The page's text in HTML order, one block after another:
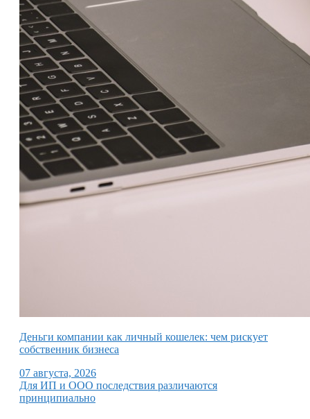
Деньги компании как личный кошелек: чем рискует
собственник бизнеса
07 августа, 2026
Для ИП и ООО последствия различаются
принципиально